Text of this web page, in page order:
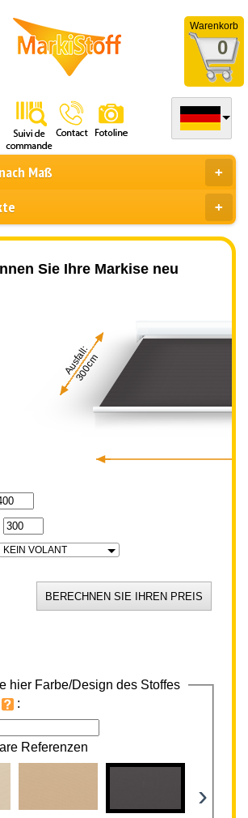
Warenkorb
0
Maß
Sie Ihre Markise neu
Ausfall:
300cm
KEIN VOLANT
hier Farbe/Design des Stoffes
:
Referenzen
›